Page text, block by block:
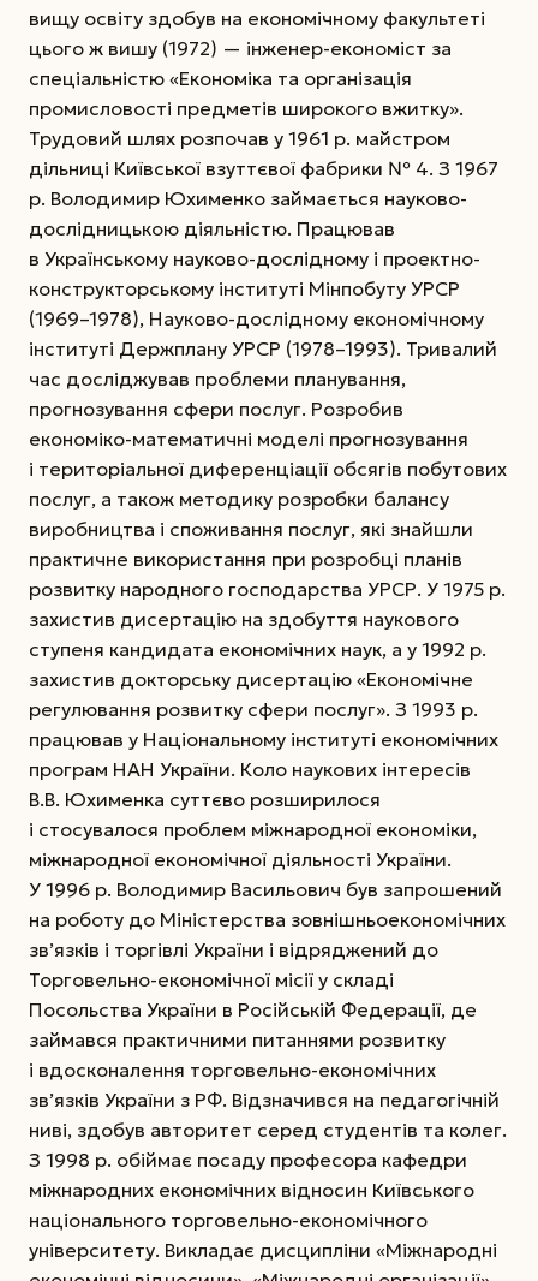
вищу освіту здобув на економічному факультеті
цього ж вишу (1972) — інженер-економіст за
спеціальністю «Економіка та організація
промисловості предметів широкого вжитку».
Трудовий шлях розпочав у 1961 р. майстром
дільниці Київської взуттєвої фабрики № 4. З 1967
р. Володимир Юхименко займається науково-
дослідницькою діяльністю. Працював
в Українському науково-дослідному і проектно-
конструкторському інституті Мінпобуту УРСР
(1969–1978), Науково-дослідному економічному
інституті Держплану УРСР (1978–1993). Тривалий
час досліджував проблеми планування,
прогнозування сфери послуг. Розробив
економіко-математичні моделі прогнозування
і територіальної диференціації обсягів побутових
послуг, а також методику розробки балансу
виробництва і споживання послуг, які знайшли
практичне використання при розробці планів
розвитку народного господарства УРСР. У 1975 р.
захистив дисертацію на здобуття наукового
ступеня кандидата економічних наук, а у 1992 р.
захистив докторську дисертацію «Економічне
регулювання розвитку сфери послуг». З 1993 р.
працював у Національному інституті економічних
програм НАН України. Коло наукових інтересів
В.В. Юхименка суттєво розширилося
і стосувалося проблем міжнародної економіки,
міжнародної економічної діяльності України.
У 1996 р. Володимир Васильович був запрошений
на роботу до Міністерства зовнішньоекономічних
зв’язків і торгівлі України і відряджений до
Торговельно-економічної місії у складі
Посольства України в Російській Федерації, де
займався практичними питаннями розвитку
і вдосконалення торговельно-економічних
зв’язків України з РФ. Відзначився на педагогічній
ниві, здобув авторитет серед студентів та колег.
З 1998 р. обіймає посаду професора кафедри
міжнародних економічних відносин Київського
національного торговельно-економічного
університету. Викладає дисципліни «Міжнародні